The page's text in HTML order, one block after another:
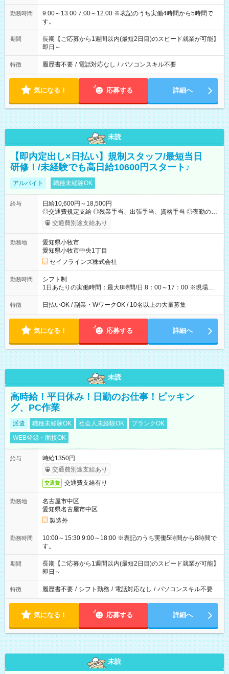
勤務時間
9:00～13:00 7:00～12:00 ※表記のうち実働4時間から5時間で
す。
期間
長期【ご応募から1週間以内(最短2日目)のスピード就業が可能】
即日～
特徴 履歴書不要 / 電話対応なし / パソコンスキル不要
気になる！ 応募する 詳細へ
未読
【即内定出し×日払い】規制スタッフ/最短当日
研修！/未経験でも高日給10600円スタート♪
アルバイト 職種未経験OK
給与
日給10,600円～18,500円
◎交通費規定支給 ◎残業手当、出張手当、資格手当 ◎夜勤の場
合：22時～翌5時は割増給与 ◎日払い・週払い可(希望者／条件
有) ＜月収例＞ 入社3か月：月収28万 入社1年：月収39万 ◎自分
ダブルワークも可能です☺ ◎髪色、ピアス、タトゥーOK おしゃ
れも自由に楽しめます！ 【試用期間】試用期間あり 試用期間の
長さ：3ヶ月 雇用形態、給与は本採用時と同じです。
交通費別途支給あり
勤務地
愛知県小牧市
愛知県小牧市中央1丁目
セイフラインズ株式会社
勤務時間
シフト制
1日あたりの実働時間：最大8時間/日 8：00～17：00 ※現場によ
っては多少時間は前後します ▶残業ほとんどなし！ ▶時間より
早く終わることの方が多いと思います。現場によっては午前中
望の方は夜勤（21:00～6:00）のお仕事も可能。
特徴 日払いOK / 副業・WワークOK / 10名以上の大量募集
気になる！ 応募する 詳細へ
未読
高時給！平日休み！日勤のお仕事！ピッキン
グ、PC作業
派遣 職種未経験OK 社会人未経験OK
ブランクOK
WEB登録・面接OK
給与
時給1350円
交通費別途支給あり
交通費 交通費支給有り
勤務地
名古屋市中区
愛知県名古屋市中区
製造外
勤務時間
10:00～15:30 9:00～18:00 ※表記のうち実働5時間から8時間で
す。
期間
長期【ご応募から1週間以内(最短2日目)のスピード就業が可能】
即日～
特徴 履歴書不要 / シフト勤務 / 電話対応なし / パソコンスキル不要
気になる！ 応募する 詳細へ
未読